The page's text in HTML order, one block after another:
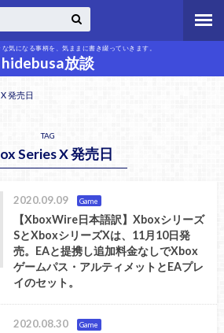
気になる事柄を、気ままに書き綴っていきます。
hidebusa放談
発売日
TAG
Series X 発売日
2020.09.09 Game
【XboxWire日本語訳】Xboxシリーズ
SとXboxシリーズXは、11月10日発
売。EAと提携し追加料金なしでXbox
ゲームパス・アルティメットとEAプレ
イのセット。
2020.08.30 Game